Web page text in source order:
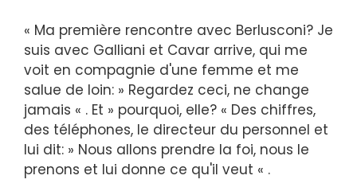
« Ma première rencontre avec Berlusconi? Je
suis avec Galliani et Cavar arrive, qui me
voit en compagnie d'une femme et me
salue de loin: » Regardez ceci, ne change
jamais « . Et » pourquoi, elle? « Des chiffres,
des téléphones, le directeur du personnel et
lui dit: » Nous allons prendre la foi, nous le
prenons et lui donne ce qu'il veut « .